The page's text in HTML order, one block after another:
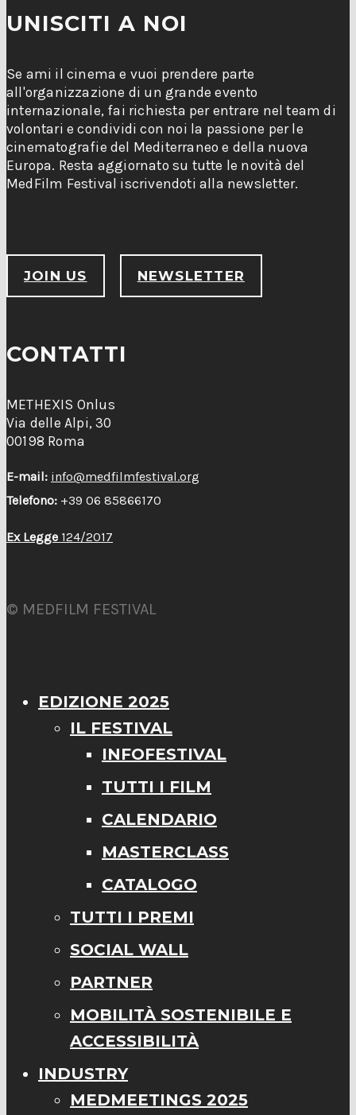
UNISCITI A NOI
Se ami il cinema e vuoi prendere parte
all'organizzazione di un grande evento
internazionale, fai richiesta per entrare nel team di
volontari e condividi con noi la passione per le
cinematografie del Mediterraneo e della nuova
Europa. Resta aggiornato su tutte le novità del
MedFilm Festival iscrivendoti alla newsletter.
JOIN US NEWSLETTER
CONTATTI
METHEXIS Onlus
Via delle Alpi, 30
00198 Roma
E-mail: info@medfilmfestival.org
Telefono: +39 06 85866170
Ex Legge 124/2017
© MEDFILM FESTIVAL
EDIZIONE 2025
IL FESTIVAL
INFOFESTIVAL
TUTTI I FILM
CALENDARIO
MASTERCLASS
CATALOGO
TUTTI I PREMI
SOCIAL WALL
PARTNER
MOBILITÀ SOSTENIBILE E
ACCESSIBILITÀ
INDUSTRY
MEDMEETINGS 2025